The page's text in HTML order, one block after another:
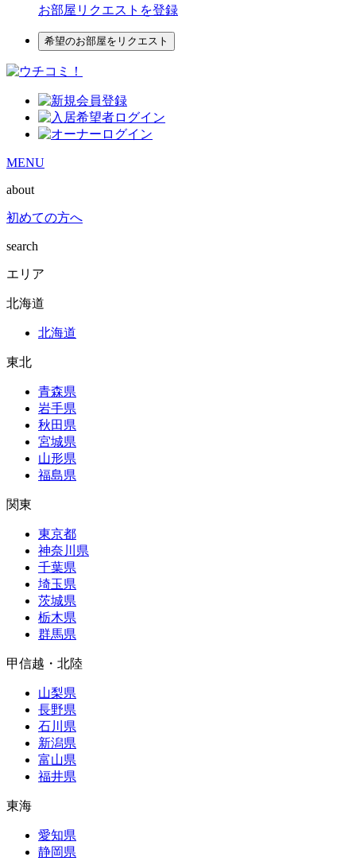
お部屋リクエストを登録
希望のお部屋をリクエスト
MENU
about
初めての方へ
search
エリア
北海道
北海道
東北
青森県
岩手県
秋田県
宮城県
山形県
福島県
関東
東京都
神奈川県
千葉県
埼玉県
茨城県
栃木県
群馬県
甲信越・北陸
山梨県
長野県
石川県
新潟県
富山県
福井県
東海
愛知県
静岡県